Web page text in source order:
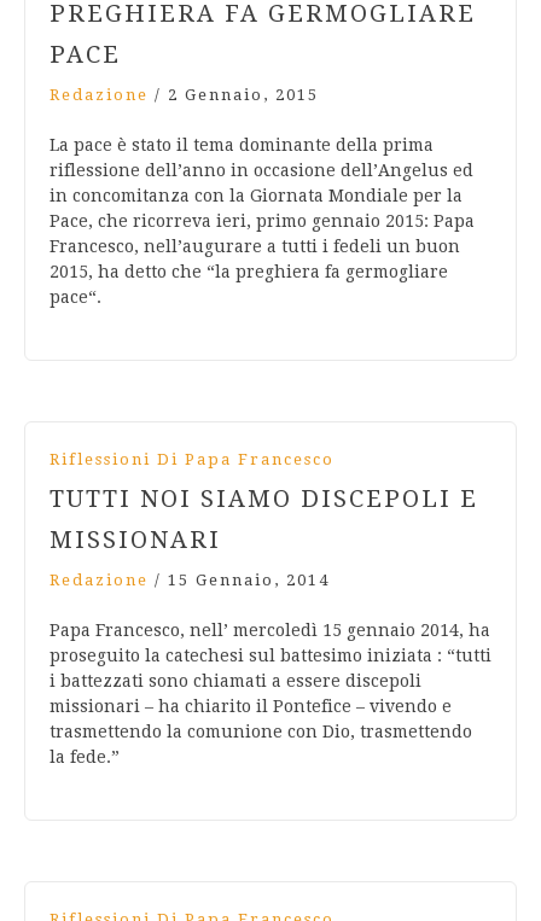
PREGHIERA FA GERMOGLIARE
PACE
Redazione / 2 Gennaio, 2015
La pace è stato il tema dominante della prima
riflessione dell’anno in occasione dell’Angelus ed
in concomitanza con la Giornata Mondiale per la
Pace, che ricorreva ieri, primo gennaio 2015: Papa
Francesco, nell’augurare a tutti i fedeli un buon
2015, ha detto che “la preghiera fa germogliare
pace“.
Riflessioni Di Papa Francesco
TUTTI NOI SIAMO DISCEPOLI E
MISSIONARI
Redazione / 15 Gennaio, 2014
Papa Francesco, nell’ mercoledì 15 gennaio 2014, ha
proseguito la catechesi sul battesimo iniziata : “tutti
i battezzati sono chiamati a essere discepoli
missionari – ha chiarito il Pontefice – vivendo e
trasmettendo la comunione con Dio, trasmettendo
la fede.”